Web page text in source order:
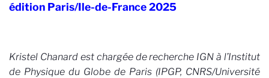
édition Paris/Ile-de-France 2025
Kristel Chanard est chargée de recherche IGN à l’Institut
de Physique du Globe de Paris (IPGP, CNRS/Université